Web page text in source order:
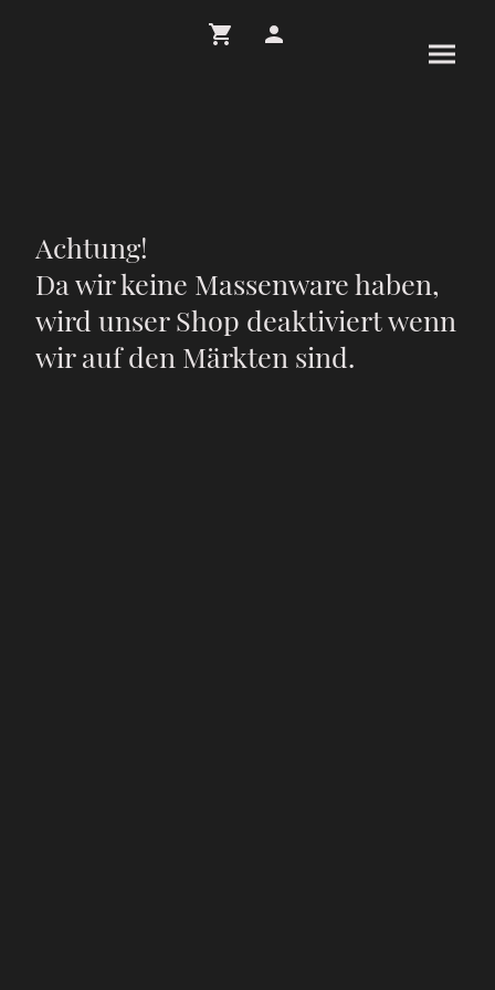
Achtung!
Da wir keine Massenware haben,
wird unser Shop deaktiviert wenn
wir auf den Märkten sind.